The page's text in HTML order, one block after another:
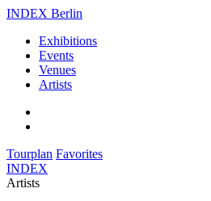
INDEX Berlin
Exhibitions
Events
Venues
Artists
Tourplan Favorites
INDEX
Artists